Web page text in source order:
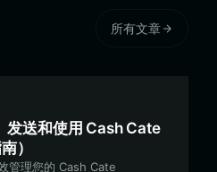
所有文章
发送和使用 Cash Cate
）
管理您的 Cash Cate